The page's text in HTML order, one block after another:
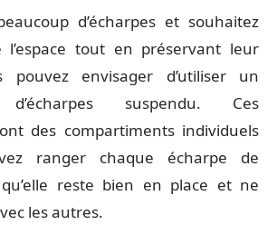
d’écharpes et souhaitez
l’espace tout en préservant leur
pouvez envisager d’utiliser un
d’écharpes suspendu. Ces
des compartiments individuels
ranger chaque écharpe de
reste bien en place et ne
les autres.